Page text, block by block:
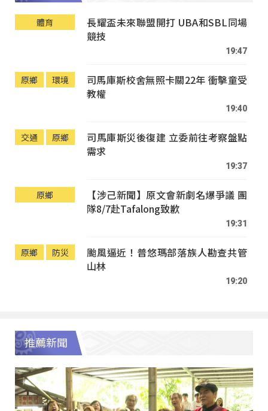
體育
長耀盃未來聯盟開打 UBA和SBL同場
競技
19:47
原鄉 環境
司馬庫斯校舍無照卡關22年 衝擊童受
教權
19:40
交通 原鄉
司馬庫斯災後復建 立委前往考察盤點
需求
19:37
原鄉
【涉己新聞】原文會新劇名爆爭議 團
隊8/7赴Tafalong致歉
19:31
原鄉 防災
颱風逼近！普悠瑪部落族人勘查共管
山林
19:20
推薦新聞